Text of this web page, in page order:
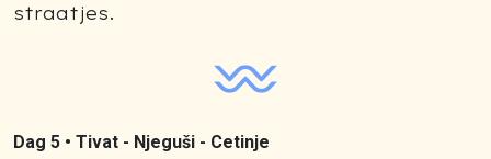
straatjes.
Dag 5 • Tivat - Njeguši - Cetinje